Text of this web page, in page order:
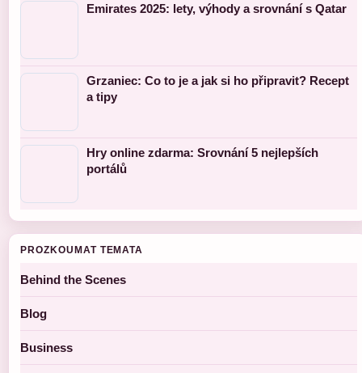
Emirates 2025: lety, výhody a srovnání s Qatar
Grzaniec: Co to je a jak si ho připravit? Recept
a tipy
Hry online zdarma: Srovnání 5 nejlepších
portálů
PROZKOUMAT TEMATA
Behind the Scenes
Blog
Business